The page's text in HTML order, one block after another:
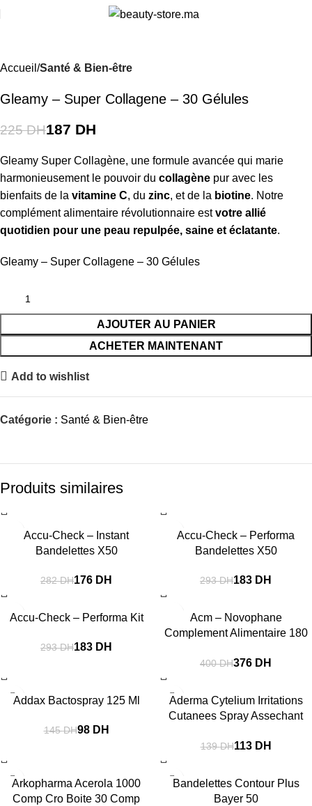
Accueil Santé & Bien-être
Gleamy – Super Collagene – 30 Gélules
225DH187 DH
Gleamy Super Collagène, une formule avancée qui marie
harmonieusement le pouvoir du collagène pur avec les
bienfaits de la vitamine C, du zinc, et de la biotine. Notre
complément alimentaire révolutionnaire estvotre allié
quotidien pour une peau repulpée, saine et éclatante.
Gleamy – Super Collagene – 30 Gélules
AJOUTER AU PANIER
ACHETER MAINTENANT
Add to wishlist
Catégorie : Santé & Bien-être
Produits similaires
Accu-Check – Instant
Bandelettes X50
282DH176 DH
Accu-Check – Performa
Bandelettes X50
293DH183 DH
Accu-Check – Performa Kit
293DH183 DH
SOLD OUTAcm – Novophane
Complement Alimentaire 180
400DH376 DH
Addax Bactospray 125 Ml
145DH98 DH
Aderma Cytelium Irritations
Cutanees Spray Assechant
139DH113 DH
Arkopharma Acerola 1000
Comp Cro Boite 30 Comp
Bandelettes Contour Plus
Bayer 50